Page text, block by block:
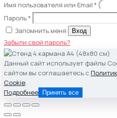
Имя пользователя или Email *
Пароль*
Запомнить меня
Вход
Забыли свой пароль?
Данный сайт использует файлы
сайтом вы соглашаетесь с
Cookie.
Подробнее
Принять все